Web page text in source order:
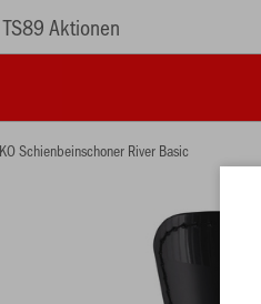
TS89 Aktionen
Schienbeinschoner River Basic